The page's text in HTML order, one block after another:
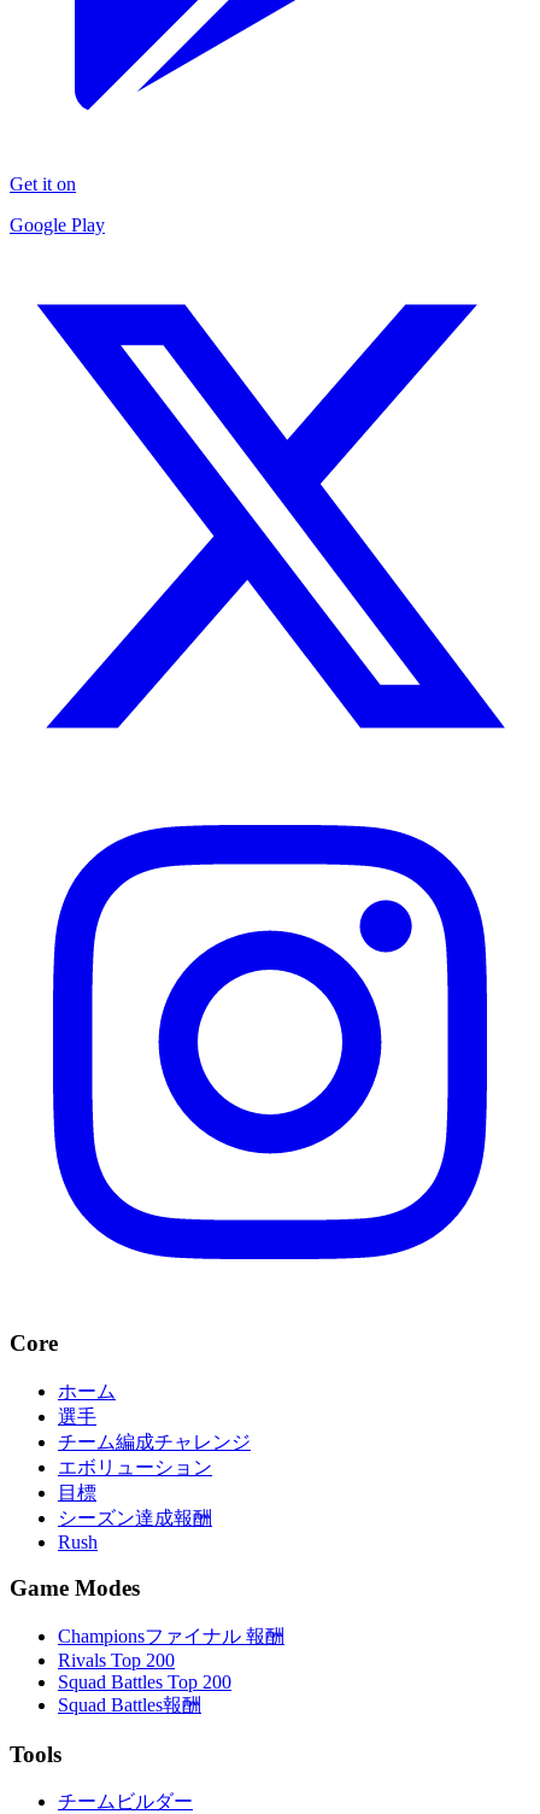
Get it on
Google Play
Core
ホーム
選手
チーム編成チャレンジ
エボリューション
目標
シーズン達成報酬
Rush
Game Modes
Championsファイナル 報酬
Rivals Top 200
Squad Battles Top 200
Squad Battles報酬
Tools
チームビルダー